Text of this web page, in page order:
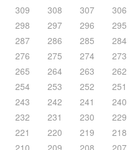
309 308 307 306
298 297 296 295
287 286 285 284
276 275 274 273
265 264 263 262
254 253 252 251
243 242 241 240
232 231 230 229
221 220 219 218
210 209 208 207